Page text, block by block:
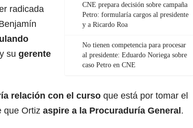
CNE prepara decisión sobre campaña
Petro: formularía cargos al presidente
y a Ricardo Roa
No tienen competencia para procesar
al presidente: Eduardo Noriega sobre
caso Petro en CNE
radicada
y su gerente
relación con el curso que está por tomar el
que Ortiz aspire a la Procuraduría General .